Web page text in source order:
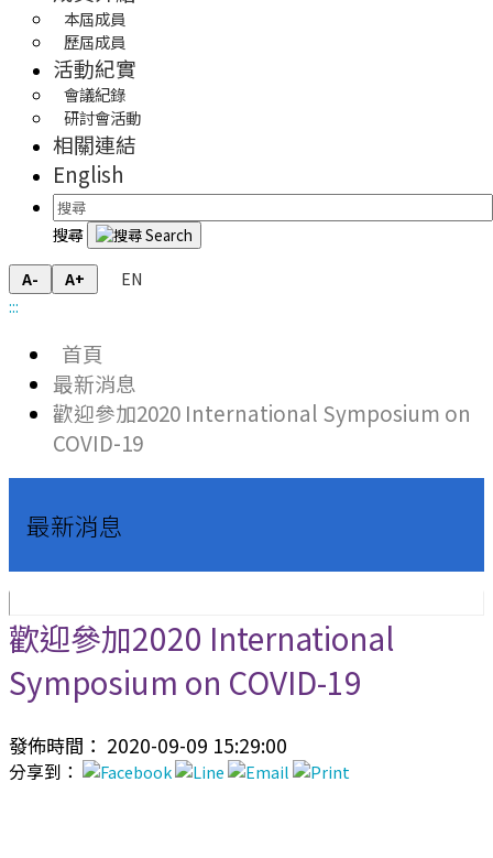
本屆成員
歷屆成員
活動紀實
會議紀錄
研討會活動
相關連結
English
搜尋
A- A+
EN
:::
首頁
最新消息
歡迎參加2020 International Symposium on
COVID-19
最新消息
歡迎參加2020 International
Symposium on COVID-19
發佈時間： 2020-09-09 15:29:00
分享到：